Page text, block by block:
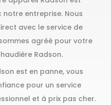
entreprise. Nous
avec le service de
agréé pour votre
Radson.
est en panne, vous
pour un service
et à prix pas cher.